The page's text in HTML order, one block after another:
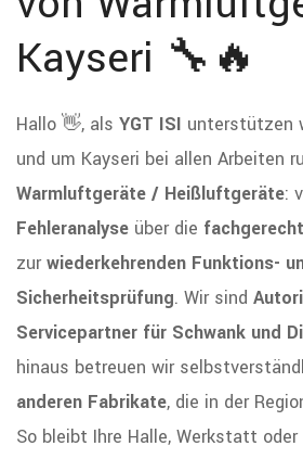
Kayseri 🔧🔥
Hallo 👋, als YGT ISI unterstützen
und um Kayseri bei allen Arbeiten
Warmluftgeräte / Heißluftgeräte:
Fehleranalyse über die
zurwiederkehrenden Funktions-
Sicherheitsprüfung. Wir sind
Servicepartner für Schwank und
hinaus betreuen wir
anderen Fabrikate, die in der
So bleibt Ihre Halle, Werkstatt oder